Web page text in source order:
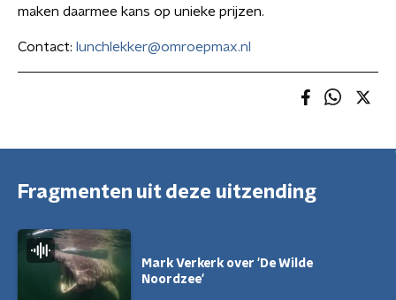
maken daarmee kans op unieke prijzen.
Contact: lunchlekker@omroepmax.nl
Fragmenten uit deze uitzending
Mark Verkerk over 'De Wilde
Noordzee'